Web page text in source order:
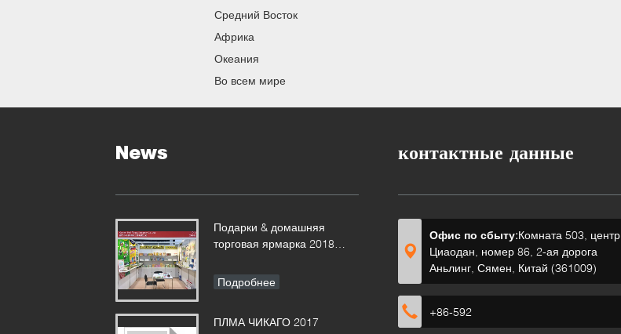
Средний Восток
Африка
Океания
Во всем мире
News
Подарки & домашняя
торговая ярмарка 2018
Подробнее
ПЛМА ЧИКАГО 2017
контактные данные
Офис по сбыту:Комната 503, центр
Циаодан, номер 86, 2-ая дорога
Аньлинг, Сямен, Китай (361009)
+86-592